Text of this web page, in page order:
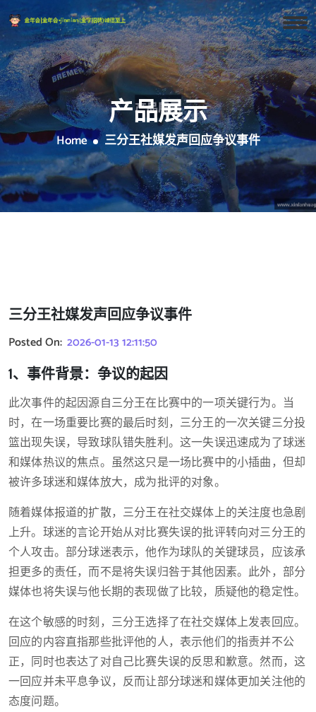
产品展示
Home 三分王社媒发声回应争议事件
三分王社媒发声回应争议事件
Posted On: 2026-01-13 12:11:50
1、事件背景：争议的起因
此次事件的起因源自三分王在比赛中的一项关键行为。当
时，在一场重要比赛的最后时刻，三分王的一次关键三分投
篮出现失误，导致球队错失胜利。这一失误迅速成为了球迷
和媒体热议的焦点。虽然这只是一场比赛中的小插曲，但却
被许多球迷和媒体放大，成为批评的对象。
随着媒体报道的扩散，三分王在社交媒体上的关注度也急剧
上升。球迷的言论开始从对比赛失误的批评转向对三分王的
个人攻击。部分球迷表示，他作为球队的关键球员，应该承
担更多的责任，而不是将失误归咎于其他因素。此外，部分
媒体也将失误与他长期的表现做了比较，质疑他的稳定性。
在这个敏感的时刻，三分王选择了在社交媒体上发表回应。
回应的内容直指那些批评他的人，表示他们的指责并不公
正，同时也表达了对自己比赛失误的反思和歉意。然而，这
一回应并未平息争议，反而让部分球迷和媒体更加关注他的
态度问题。